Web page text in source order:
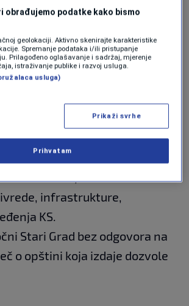
zločin. Republika Srpska,
Sarajevo, uništavate sve
sve, mi ćemo uputiti
tijelu koje je
gore će hiljadu auta biti, jer
da ljudi žive - nije to samo
izdaje, nego ljudi gore hoće da
Bečarević, ministar
infrastrukture,
KS.
Stari Grad bez odgovora na
o opštini koja izdaje dozvole
obrađujemo podatke kako bismo
geolokaciji. Aktivno skenirajte karakteristike
Spremanje podataka i/ili pristupanje
Prilagođeno oglašavanje i sadržaj, mjerenje
istraživanje publike i razvoj usluga.
usluga)
Prikaži svrhe
Prihvatam